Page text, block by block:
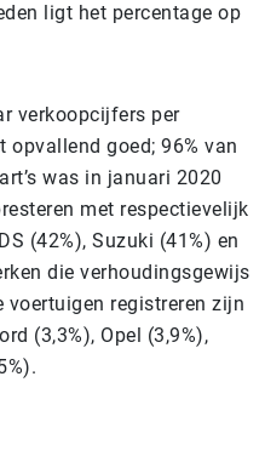
ligt het percentage op
verkoopcijfers per
goed; 96% van
was in januari 2020
met respectievelijk
(42%), Suzuki (41%) en
die verhoudingsgewijs
voertuigen registreren zijn
(3,3%), Opel (3,9%),